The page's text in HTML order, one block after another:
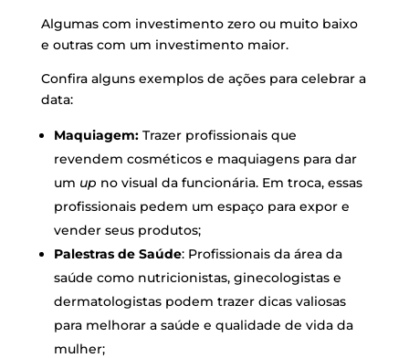
Algumas com investimento zero ou muito baixo
e outras com um investimento maior.
Confira alguns exemplos de ações para celebrar a
data:
Maquiagem:Trazer profissionais que
revendem cosméticos e maquiagens para dar
um up no visual da funcionária. Em troca, essas
profissionais pedem um espaço para expor e
vender seus produtos;
Palestras de Saúde: Profissionais da área da
saúde como nutricionistas, ginecologistas e
dermatologistas podem trazer dicas valiosas
para melhorar a saúde e qualidade de vida da
mulher;